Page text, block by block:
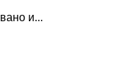
и...